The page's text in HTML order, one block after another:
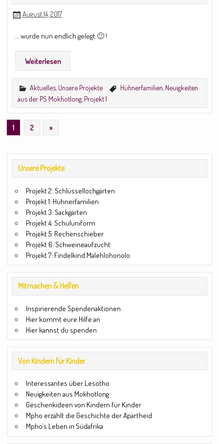
August 14, 2017
… wurde nun endlich gelegt 🙂 !
Weiterlesen
Aktuelles Unsere Projekte Hühnerfamilien Neuigkeiten
aus der PS Mokhotlong Projekt 1
1 2 »
Unsere Projekte
Projekt 2: Schlüssellochgärten
Projekt 1: Hühnerfamilien
Projekt 3: Sackgärten
Projekt 4: Schuluniform
Projekt 5: Rechenschieber
Projekt 6: Schweineaufzucht
Projekt 7: Findelkind Malehlohonolo
Mitmachen & Helfen
Inspirierende Spendenaktionen
Hier kommt eure Hilfe an
Hier kannst du spenden
Von Kindern für Kinder
Interessantes über Lesotho
Neuigkeiten aus Mokhotlong
Geschenkideen von Kindern für Kinder
Mpho erzählt die Geschichte der Apartheid
Mpho´s Leben in Südafrika